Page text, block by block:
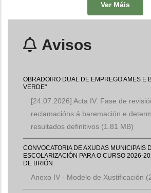
Ver Máis
Avisos
OBRADOIRO DUAL DE EMPREGO AMES E
VERDE"
[24.07.2026] Acta IV. Fase de
reclamacións á baremación e
resultados definitivos (1.81 MB)
CONVOCATORIA DE AXUDAS MUNICIPAIS
ESCOLARIZACIÓN PARA O CURSO 2026-
DE BRIÓN
Anexo IV - Modelo de Xustificación